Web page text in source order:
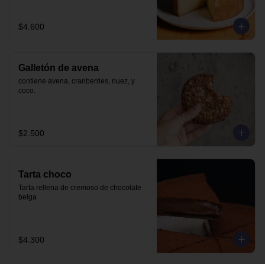
$4.600
Galletón de avena
contiene avena, cranberries, nuez, y
coco.
$2.500
Tarta choco
Tarta rellena de cremoso de chocolate
belga
$4.300